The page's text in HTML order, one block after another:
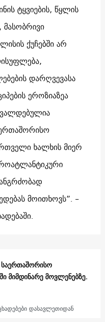
ტყვიების, წყლის
მასობრივი
ქუჩებში არ
დარღვევასა
ეროზიაზეა
ხალხის მიერ
მოითხოვს”. –
მიმდინარე მოვლენებზე.
დასავლეთიდან